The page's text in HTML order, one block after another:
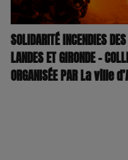
SOLIDARITÉ INCENDIES DES
LANDES ET GIRONDE –
ORGANISÉE PAR La ville